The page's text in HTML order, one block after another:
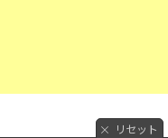
リセット